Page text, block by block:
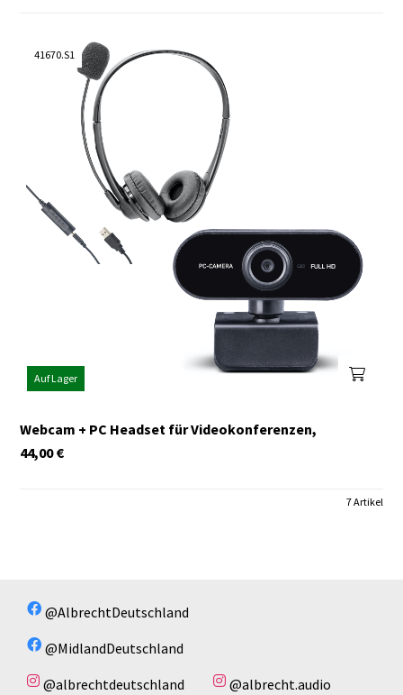
41670.S1
Auf Lager
Webcam + PC Headset für Videokonferenzen,
€
44,00
7 Artikel
@AlbrechtDeutschland
@MidlandDeutschland
@albrechtdeutschland
@albrecht.audio